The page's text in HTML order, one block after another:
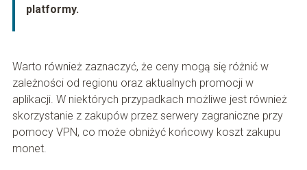
platformy.
Warto również zaznaczyć, że ceny mogą się różnić w
zależności od regionu oraz aktualnych promocji w
aplikacji. W niektórych przypadkach możliwe jest również
skorzystanie z zakupów przez serwery zagraniczne przy
pomocy VPN, co może obniżyć końcowy koszt zakupu
monet.